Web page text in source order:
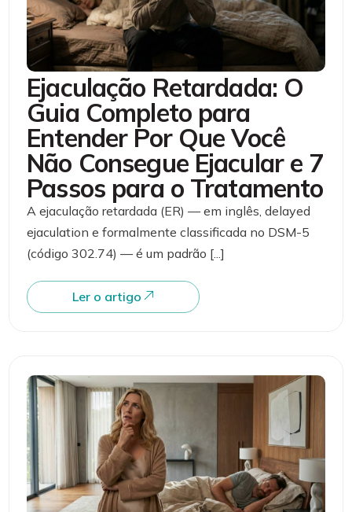
Ejaculação Retardada: O
Guia Completo para
Entender Por Que Você
Não Consegue Ejacular e 7
Passos para o Tratamento
A ejaculação retardada (ER) — em inglês, delayed
ejaculation e formalmente classificada no DSM-5
(código 302.74) — é um padrão [...]
Ler o artigo